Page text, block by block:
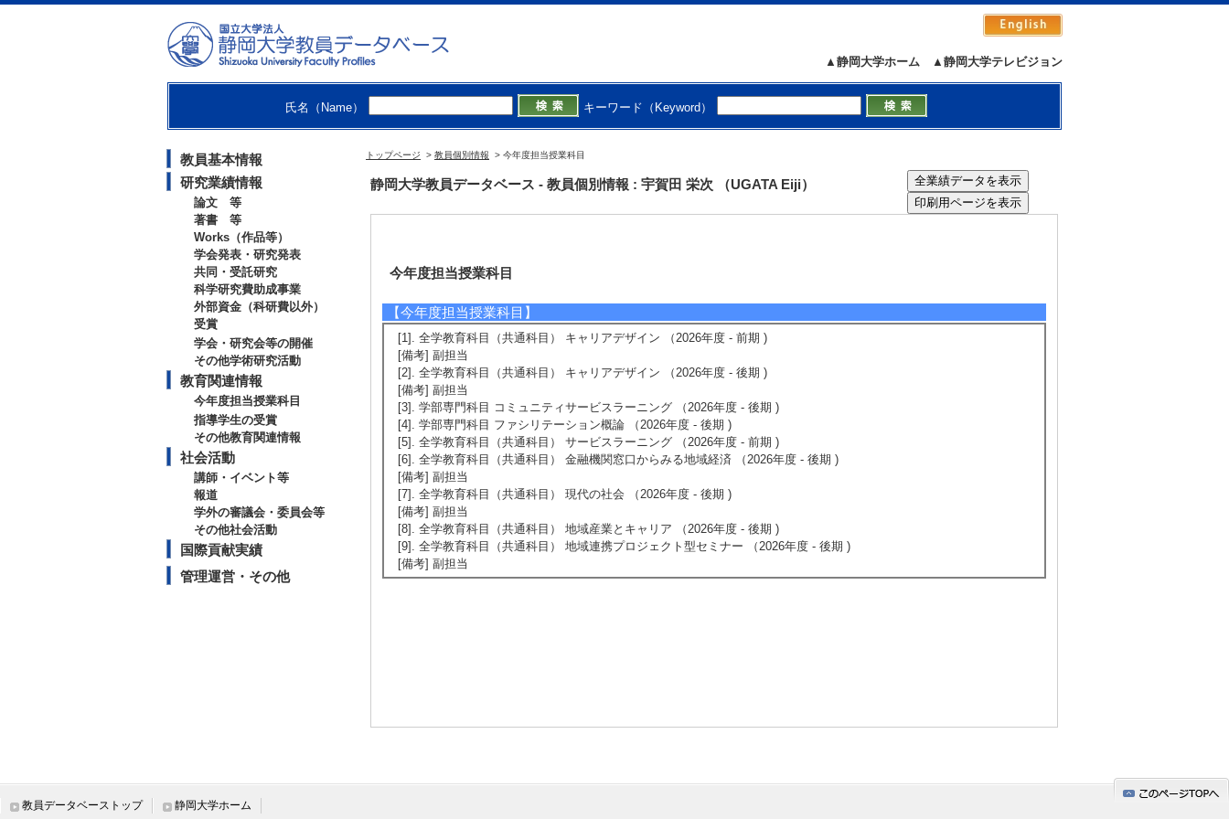
▲静岡大学テレビジョン
▲静岡大学ホーム
氏名（Name） キーワード（Keyword）
教員基本情報
研究業績情報
論文 等
著書 等
Works（作品等）
学会発表・研究発表
共同・受託研究
科学研究費助成事業
外部資金（科研費以外）
受賞
学会・研究会等の開催
その他学術研究活動
教育関連情報
今年度担当授業科目
指導学生の受賞
その他教育関連情報
社会活動
講師・イベント等
報道
学外の審議会・委員会等
その他社会活動
国際貢献実績
管理運営・その他
トップページ > 教員個別情報 > 今年度担当授業科目
静岡大学教員データベース - 教員個別情報 : 宇賀田 栄次 （UGATA Eiji）
今年度担当授業科目
【今年度担当授業科目】
[1]. 全学教育科目（共通科目） キャリアデザイン （2026年度 - 前期 )
[備考] 副担当
[2]. 全学教育科目（共通科目） キャリアデザイン （2026年度 - 後期 )
[備考] 副担当
[3]. 学部専門科目 コミュニティサービスラーニング （2026年度 - 後期 )
[4]. 学部専門科目 ファシリテーション概論 （2026年度 - 後期 )
[5]. 全学教育科目（共通科目） サービスラーニング （2026年度 - 前期 )
[6]. 全学教育科目（共通科目） 金融機関窓口からみる地域経済 （2026年度 - 後期 )
[備考] 副担当
[7]. 全学教育科目（共通科目） 現代の社会 （2026年度 - 後期 )
[備考] 副担当
[8]. 全学教育科目（共通科目） 地域産業とキャリア （2026年度 - 後期 )
[9]. 全学教育科目（共通科目） 地域連携プロジェクト型セミナー （2026年度 - 後期 )
[備考] 副担当
教員データベーストップ 静岡大学ホーム